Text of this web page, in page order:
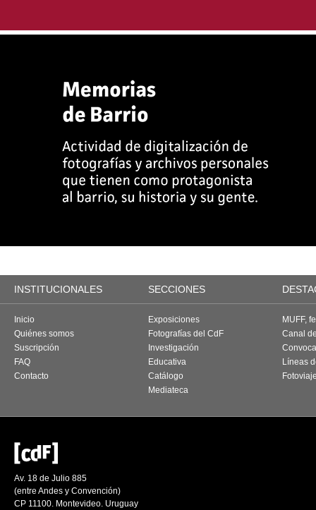
INSTITUCIONALES SECCIONES
Inicio
Quiénes somos
Suscripción
FAQ
Contacto
Exposiciones
Fotografías del CdF
Investigación
Educativa
Catálogo
Mediateca
MUFF,
Canal
Líneas
Av. 18 de Julio 885
(entre Andes y Convención)
CP 11100. Montevideo. Uruguay